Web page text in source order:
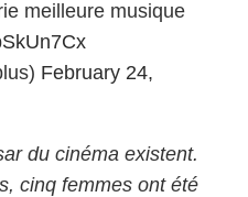
meilleure musique
February 24,
du cinéma existent.
cinq femmes ont été